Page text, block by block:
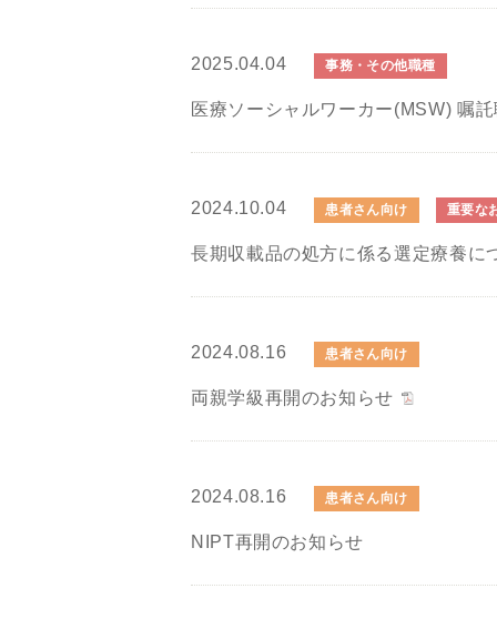
2025.04.04 事務・その他職種
医療ソーシャルワーカー(MSW) 嘱
2024.10.04 患者さん向け 重要な
長期収載品の処方に係る選定療養に
2024.08.16 患者さん向け
両親学級再開のお知らせ
2024.08.16 患者さん向け
NIPT再開のお知らせ